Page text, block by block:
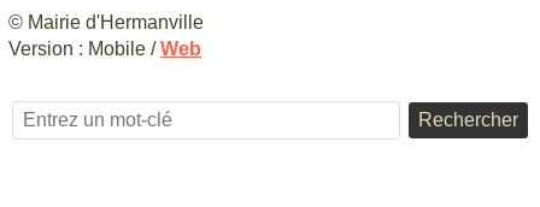
© Mairie d'Hermanville
Version : Mobile /Web
Rechercher